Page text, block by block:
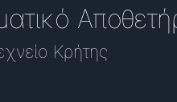
Κρήτης